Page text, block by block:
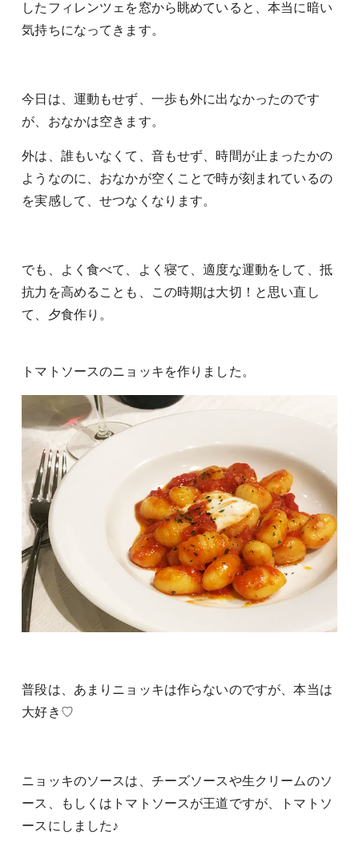
したフィレンツェを窓から眺めていると、本当に暗い
気持ちになってきます。
今日は、運動もせず、一歩も外に出なかったのです
が、おなかは空きます。
外は、誰もいなくて、音もせず、時間が止まったかの
ようなのに、おなかが空くことで時が刻まれているの
を実感して、せつなくなります。
でも、よく食べて、よく寝て、適度な運動をして、抵
抗力を高めることも、この時期は大切！と思い直し
て、夕食作り。
トマトソースのニョッキを作りました。
普段は、あまりニョッキは作らないのですが、本当は
大好き♡
ニョッキのソースは、チーズソースや生クリームのソ
ース、もしくはトマトソースが王道ですが、トマトソ
ースにしました♪